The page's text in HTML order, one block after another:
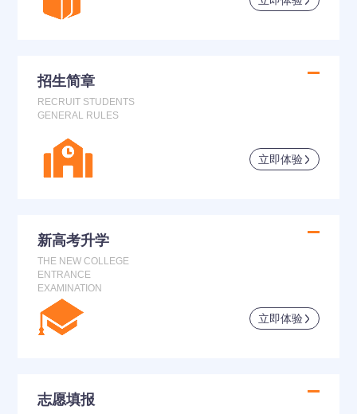
招生简章
RECRUIT STUDENTS
GENERAL RULES
立即体验
新高考升学
THE NEW COLLEGE
ENTRANCE
EXAMINATION
立即体验
志愿填报